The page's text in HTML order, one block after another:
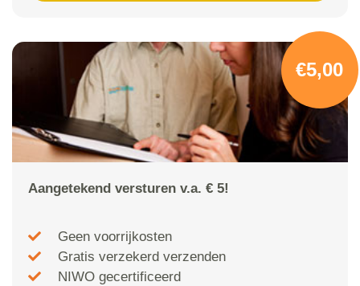
€5,00
Aangetekend versturen v.a. € 5!
Geen voorrijkosten
Gratis verzekerd verzenden
NIWO gecertificeerd